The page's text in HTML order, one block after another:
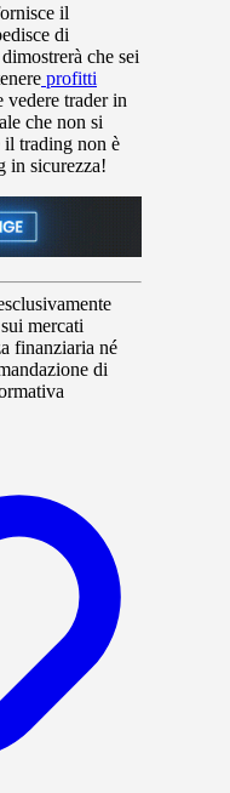
il
di
che sei
profitti
vedere trader in
che non si
trading non è
in sicurezza!
mercati
finanziaria né
di